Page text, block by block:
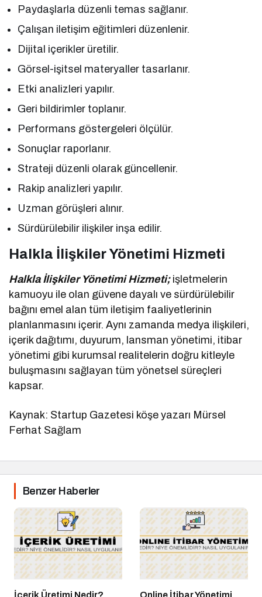
Paydaşlarla düzenli temas sağlanır.
Çalışan iletişim eğitimleri düzenlenir.
Dijital içerikler üretilir.
Görsel-işitsel materyaller tasarlanır.
Etki analizleri yapılır.
Geri bildirimler toplanır.
Performans göstergeleri ölçülür.
Sonuçlar raporlanır.
Strateji düzenli olarak güncellenir.
Rakip analizleri yapılır.
Uzman görüşleri alınır.
Sürdürülebilir ilişkiler inşa edilir.
Halkla İlişkiler Yönetimi Hizmeti
Halkla İlişkiler Yönetimi Hizmeti;işletmelerin
kamuoyu ile olan güvene dayalı ve sürdürülebilir
bağını emel alan tüm iletişim faaliyetlerinin
planlanmasını içerir. Aynı zamanda medya ilişkileri,
içerik dağıtımı, duyurum, lansman yönetimi, itibar
yönetimi gibi kurumsal realitelerin doğru kitleyle
buluşmasını sağlayan tüm yönetsel süreçleri
kapsar.
Kaynak: Startup Gazetesi köşe yazarı Mürsel
Ferhat Sağlam
Benzer Haberler
İçerik Üretimi Nedir?
Online İtibar Yönetimi